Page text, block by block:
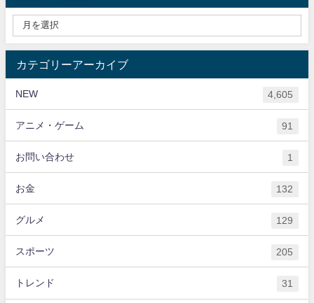
カテゴリーアーカイブ
NEW 4,605
アニメ・ゲーム 91
お問い合わせ 1
お金 132
グルメ 129
スポーツ 205
トレンド 31